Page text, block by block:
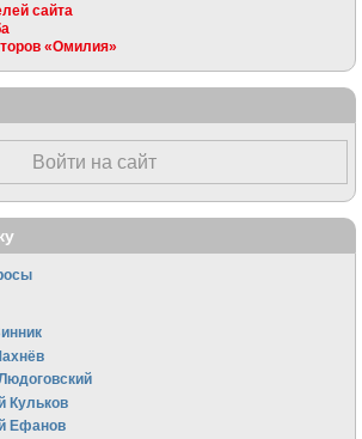
сайта
«Омилия»
Войти на сайт
Кульков
Ефанов